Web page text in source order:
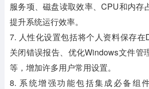
服务项、磁盘读取效率、CPU和内存
提升系统运行效率。
7. 人性化设置包括将个人资料保存在
关闭错误报告、优化Windows文件管
等，增加许多用户常用设置。
8. 系统增强功能包括集成必备组